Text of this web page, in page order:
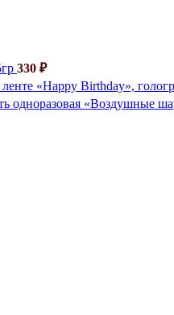
330 ₽
«Happy Birthday»,
одноразовая «Воздушные